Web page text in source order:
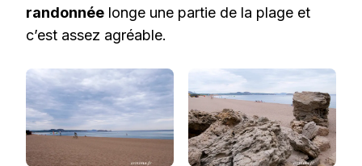
randonnée longe une partie de la plage et
c’est assez agréable.